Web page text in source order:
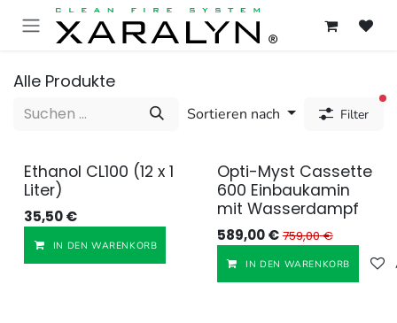
ZUM INHALT SPRINGEN
Alle Produkte
Sortieren nach Filter
Ethanol CL100 (12 x 1
Liter)
35,50€
IN DEN WARENKORB Auf die Wunschliste
Opti-Myst Cassette
600 Einbaukamin
mit Wasserdampf
589,00€ 759,00€
IN DEN WARENKORB